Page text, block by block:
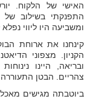
האישי של הלקוח.
התפנקתי בשילוב
ומשביעה היו ליווי
קינחנו את ארוחת
הקניון. מצפוני
ובריאה, היינו
צהריים. הבטן
ביוטבתה מגישים